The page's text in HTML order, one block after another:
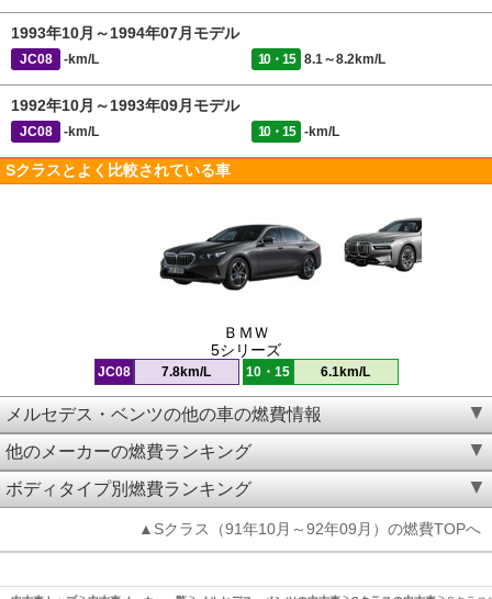
1993年10月～1994年07月モデル
JC08 -km/L 10・15 8.1～8.2km/L
1992年10月～1993年09月モデル
JC08 -km/L 10・15 -km/L
Sクラスとよく比較されている車
ＢＭＷ
5シリーズ
JC08 7.8km/L 10・15 6.1km/L
メルセデス・ベンツの他の車の燃費情報
他のメーカーの燃費ランキング
ボディタイプ別燃費ランキング
▲Sクラス（91年10月～92年09月）の燃費TOPへ